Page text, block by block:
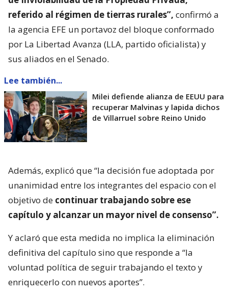
referido al régimen de tierras rurales”, confirmó a
la agencia EFE un portavoz del bloque conformado
por La Libertad Avanza (LLA, partido oficialista) y
sus aliados en el Senado.
Lee también...
Milei defiende alianza de EEUU para
recuperar Malvinas y lapida dichos
de Villarruel sobre Reino Unido
Además, explicó que “la decisión fue adoptada por
unanimidad entre los integrantes del espacio con el
objetivo de continuar trabajando sobre ese
capítulo y alcanzar un mayor nivel de consenso”.
Y aclaró que esta medida no implica la eliminación
definitiva del capítulo sino que responde a “la
voluntad política de seguir trabajando el texto y
enriquecerlo con nuevos aportes”.